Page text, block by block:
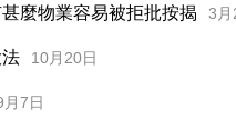
麼物業容易被拒批按揭 3月
10月20日
月7日